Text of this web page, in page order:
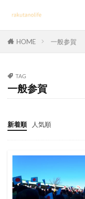
HOME 一般参賀
TAG
一般参賀
新着順 人気順